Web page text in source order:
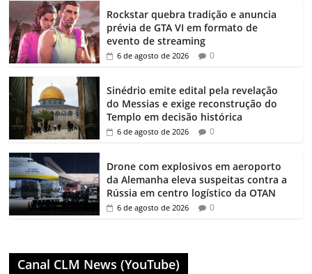
Rockstar quebra tradição e anuncia
prévia de GTA VI em formato de
evento de streaming
6 de agosto de 2026 0
Sinédrio emite edital pela revelação
do Messias e exige reconstrução do
Templo em decisão histórica
6 de agosto de 2026 0
Drone com explosivos em aeroporto
da Alemanha eleva suspeitas contra a
Rússia em centro logístico da OTAN
6 de agosto de 2026 0
Canal CLM News (YouTube)